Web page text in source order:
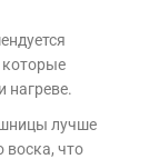
которые
нагреве.
лучше
воска, что